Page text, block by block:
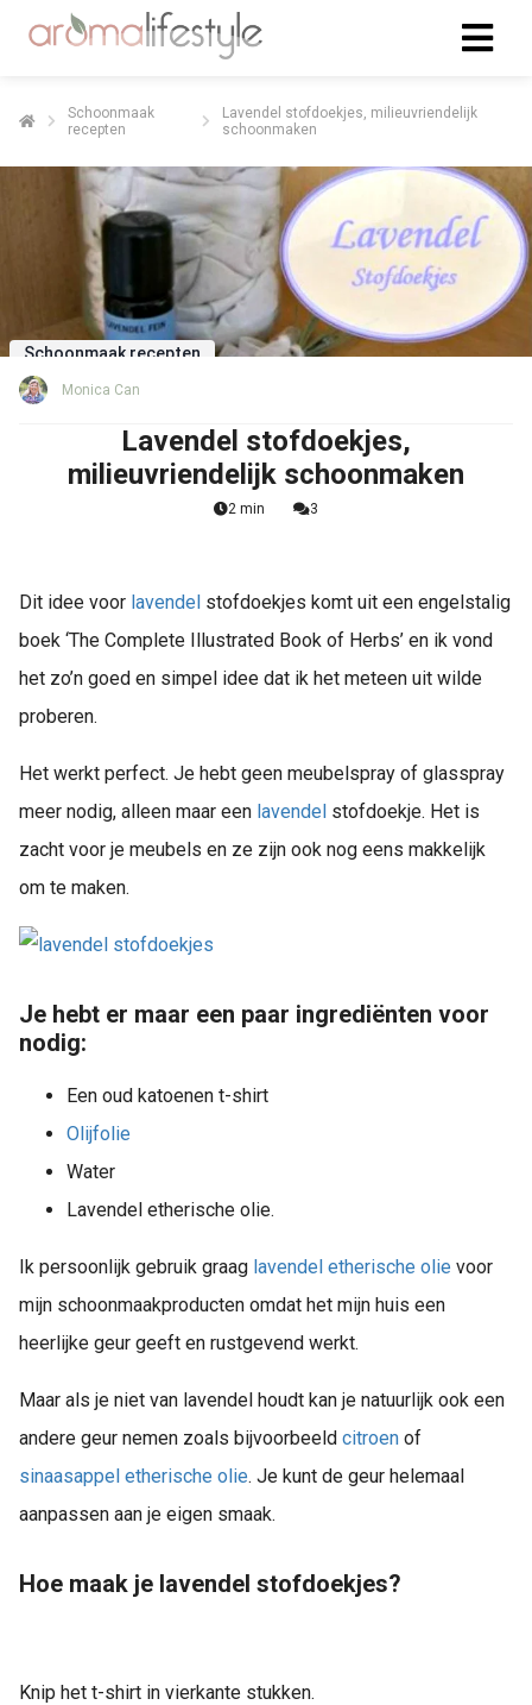
Schoonmaak
recepten
Lavendel stofdoekjes, milieuvriendelijk
schoonmaken
Schoonmaak recepten
Monica Can
Lavendel stofdoekjes,
milieuvriendelijk schoonmaken
2 min 3
Dit idee voor lavendel stofdoekjes komt uit een engelstalig
boek ‘The Complete Illustrated Book of Herbs’ en ik vond
het zo’n goed en simpel idee dat ik het meteen uit wilde
proberen.
Het werkt perfect. Je hebt geen meubelspray of glasspray
meer nodig, alleen maar een lavendel stofdoekje. Het is
zacht voor je meubels en ze zijn ook nog eens makkelijk
om te maken.
Je hebt er maar een paar ingrediënten voor
nodig:
Een oud katoenen t-shirt
Olijfolie
Water
Lavendel etherische olie.
Ik persoonlijk gebruik graag lavendel etherische olie voor
mijn schoonmaakproducten omdat het mijn huis een
heerlijke geur geeft en rustgevend werkt.
Maar als je niet van lavendel houdt kan je natuurlijk ook een
andere geur nemen zoals bijvoorbeeld citroen of
sinaasappel etherische olie. Je kunt de geur helemaal
aanpassen aan je eigen smaak.
Hoe maak je lavendel stofdoekjes?
Knip het t-shirt in vierkante stukken.